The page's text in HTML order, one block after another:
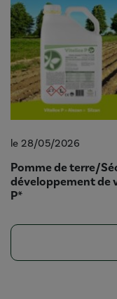
le 28/05/2026
Pomme de terre/
développement de
P*